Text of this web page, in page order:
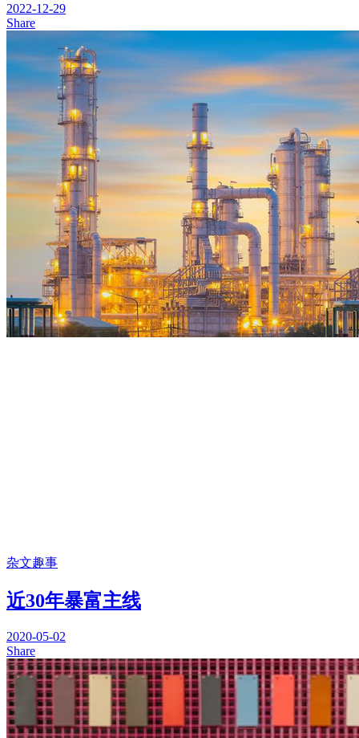
2022-12-29
Share
杂文趣事
近30年暴富主线
2020-05-02
Share